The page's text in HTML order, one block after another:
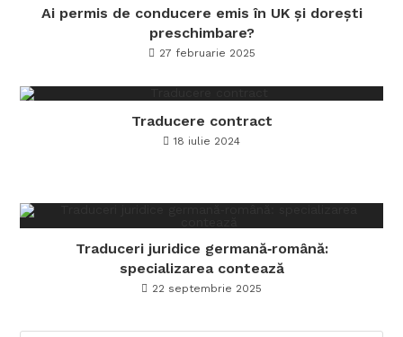
Ai permis de conducere emis în UK și dorești
preschimbare?
27 februarie 2025
Traducere contract
18 iulie 2024
Traduceri juridice germană‑română:
specializarea contează
22 septembrie 2025